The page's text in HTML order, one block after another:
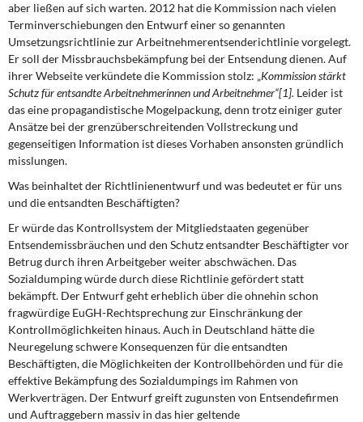
aber ließen auf sich warten. 2012 hat die Kommission nach vielen
Terminverschiebungen den Entwurf einer so genannten
Umsetzungsrichtlinie zur Arbeitnehmerentsenderichtlinie vorgelegt.
Er soll der Missbrauchsbekämpfung bei der Entsendung dienen. Auf
ihrer Webseite verkündete die Kommission stolz: „Kommission stärkt
Schutz für entsandte Arbeitnehmerinnen und Arbeitnehmer“[1]. Leider ist
das eine propagandistische Mogelpackung, denn trotz einiger guter
Ansätze bei der grenzüberschreitenden Vollstreckung und
gegenseitigen Information ist dieses Vorhaben ansonsten gründlich
misslungen.
Was beinhaltet der Richtlinienentwurf und was bedeutet er für uns
und die entsandten Beschäftigten?
Er würde das Kontrollsystem der Mitgliedstaaten gegenüber
Entsendemissbräuchen und den Schutz entsandter Beschäftigter vor
Betrug durch ihren Arbeitgeber weiter abschwächen. Das
Sozialdumping würde durch diese Richtlinie gefördert statt
bekämpft. Der Entwurf geht erheblich über die ohnehin schon
fragwürdige EuGH-Rechtsprechung zur Einschränkung der
Kontrollmöglichkeiten hinaus. Auch in Deutschland hätte die
Neuregelung schwere Konsequenzen für die entsandten
Beschäftigten, die Möglichkeiten der Kontrollbehörden und für die
effektive Bekämpfung des Sozialdumpings im Rahmen von
Werkverträgen. Der Entwurf greift zugunsten von Entsendefirmen
und Auftraggebern massiv in das hier geltende